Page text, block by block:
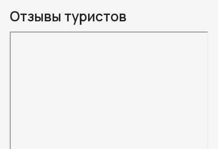
Отзывы туристов